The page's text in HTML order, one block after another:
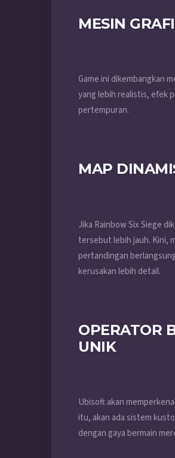
MESIN
Game ini dikembangkan
yang lebih realistis, efek
pertempuran.
MAP
Jika Rainbow Six Siege
tersebut lebih jauh. Kini,
pertandingan
kerusakan lebih detail.
OPERATOR
UNIK
Ubisoft akan
itu, akan ada sistem
dengan gaya bermain